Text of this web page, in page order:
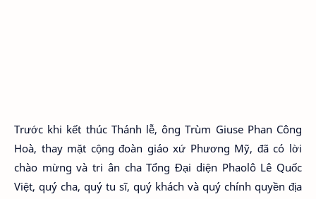
Trước khi kết thúc Thánh lễ, ông Trùm Giuse Phan Công
Hoà, thay mặt cộng đoàn giáo xứ Phương Mỹ, đã có lời
chào mừng và tri ân cha Tổng Đại diện Phaolô Lê Quốc
Việt, quý cha, quý tu sĩ, quý khách và quý chính quyền địa